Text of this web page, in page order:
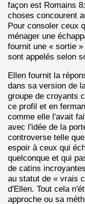
façon est Romains
choses concourent
Pour consoler ceux
ménager une
fournit une « sortie
sont appelés selon
Ellen fournit la
dans sa version de
groupe de croyants
ce profil et en
comme elle l'avait
avec l'idée de la
controverse telle
espoir à ceux qui
quelconque et qui
de catins
au statut de « vrais
d'Ellen. Tout cela
approche ou sa